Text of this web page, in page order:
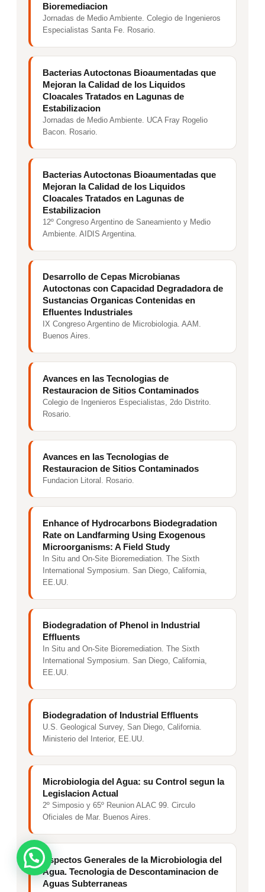
Bioremediacion
Jornadas de Medio Ambiente. Colegio de Ingenieros
Especialistas Santa Fe. Rosario.
Bacterias Autoctonas Bioaumentadas que
Mejoran la Calidad de los Liquidos
Cloacales Tratados en Lagunas de
Estabilizacion
Jornadas de Medio Ambiente. UCA Fray Rogelio
Bacon. Rosario.
Bacterias Autoctonas Bioaumentadas que
Mejoran la Calidad de los Liquidos
Cloacales Tratados en Lagunas de
Estabilizacion
12º Congreso Argentino de Saneamiento y Medio
Ambiente. AIDIS Argentina.
Desarrollo de Cepas Microbianas
Autoctonas con Capacidad Degradadora de
Sustancias Organicas Contenidas en
Efluentes Industriales
IX Congreso Argentino de Microbiologia. AAM.
Buenos Aires.
Avances en las Tecnologias de
Restauracion de Sitios Contaminados
Colegio de Ingenieros Especialistas, 2do Distrito.
Rosario.
Avances en las Tecnologias de
Restauracion de Sitios Contaminados
Fundacion Litoral. Rosario.
Enhance of Hydrocarbons Biodegradation
Rate on Landfarming Using Exogenous
Microorganisms: A Field Study
In Situ and On-Site Bioremediation. The Sixth
International Symposium. San Diego, California,
EE.UU.
Biodegradation of Phenol in Industrial
Effluents
In Situ and On-Site Bioremediation. The Sixth
International Symposium. San Diego, California,
EE.UU.
Biodegradation of Industrial Effluents
U.S. Geological Survey, San Diego, California.
Ministerio del Interior, EE.UU.
Microbiologia del Agua: su Control segun la
Legislacion Actual
2º Simposio y 65º Reunion ALAC 99. Circulo
Oficiales de Mar. Buenos Aires.
Aspectos Generales de la Microbiologia del
Agua. Tecnologia de Descontaminacion de
Aguas Subterraneas